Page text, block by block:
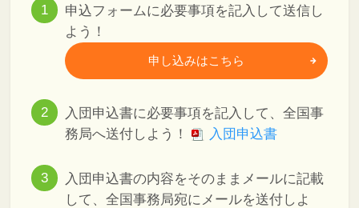
申込フォームに必要事項を記入して送信し
よう！
申し込みはこちら
入団申込書に必要事項を記入して、全国事
務局へ送付しよう！
入団申込書
入団申込書の内容をそのままメールに記載
して、全国事務局宛にメールを送付しよ